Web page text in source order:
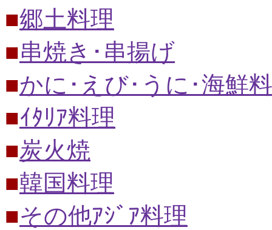
■郷土料理
■串焼き･串揚げ
■かに･えび･うに･海鮮
■ｲﾀﾘｱ料理
■炭火焼
■韓国料理
■その他ｱｼﾞｱ料理